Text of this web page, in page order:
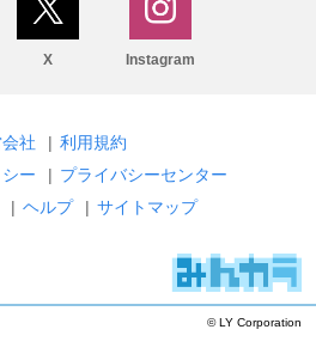
X Instagram
社 | 利用規約
ー
| プライバシーセンター
| ヘルプ | サイトマップ
© LY Corporation